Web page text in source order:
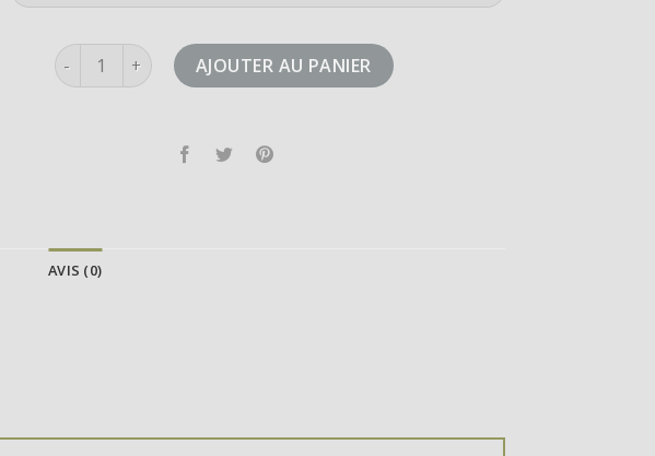
quantité de adidas zx fluxAJOUTER AU PANIER
AVIS (0)